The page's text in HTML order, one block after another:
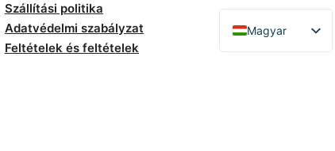
Szállítási politika
Adatvédelmi szabályzat
Feltételek és feltételek
Magyar
English